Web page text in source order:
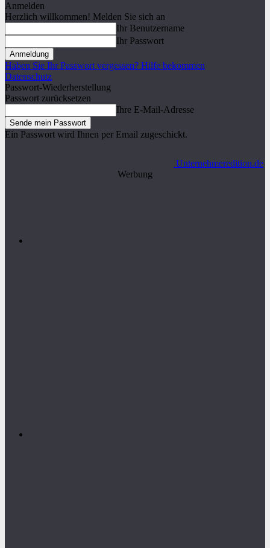
Anmelden
Herzlich willkommen! Melden Sie sich an
Ihr Benutzername
Ihr Passwort
Haben Sie Ihr Passwort vergessen? Hilfe bekommen
Datenschutz
Passwort-Wiederherstellung
Passwort zurücksetzen
Ihre E-Mail-Adresse
Ein Passwort wird Ihnen per Email zugeschickt.
Unternehmeredition.de
Werbung